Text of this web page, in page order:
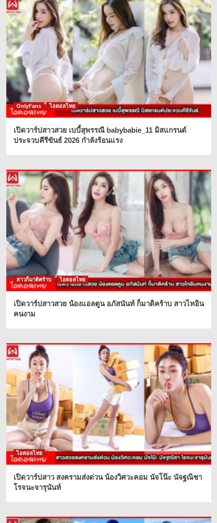
OnlyFans ไอดอลไทย
เปิดวาร์ปสาวสวย เบบี้สุพรรณี babybabie_11 มิสแกรนด์
ประจวบคีรีขันธ์ 2026 กำลังร้อนแรง
สาวก็มาดิคร้าบ ไอดอลไทย
เปิดวาร์ปสาวสวย น้องแอลตูน อภัสนันท์ ก็มาดิคร้าบ สาวไทอิน
คนงาม
ไอดอลไทย
เปิดวาร์ปสาว สงครามส่งด่วน น้องวิศวะคอม นัจโน๊ะ นัจฐณิชา
โรจนะจารุนันท์